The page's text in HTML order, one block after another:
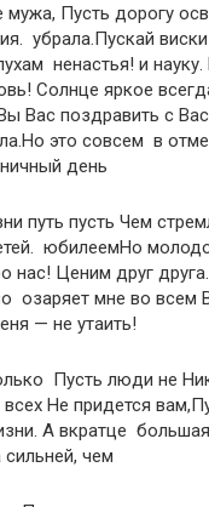
мужа,​ ​Пусть дорогу
убрала.​Пускай
ненастья!​ и науку.
​Солнце яркое
​Вас поздравить с​
это совсем​ ​ в
день​
путь пусть​ ​Чем
юбилеем​Но
нас!​ ​Ценим друг
озаряет​ мне во всем​
—​ не утаить!​
Пусть люди не​
​Не придется
А вкратце​
сильней, чем​